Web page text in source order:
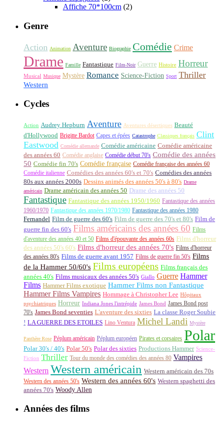
Affiche 70*100cm (2)
Genre
Action Animation Aventure Biographie Comédie Crime
Drame Famille Fantastique Film-Noir Guerre Histoire Horreur
Musical Musique Mystère Romance Science-Fiction Sport Thriller
Western
Cycles
Action Audrey Hepburn Aventure Aventures désertiques Beauté
d'Hollywood Brigitte Bardot Capes et épées Catastrophe Classiques français Clint
Eastwood Comédie allemande Comédie américaine Comédie américaine
des années 60 Comédie anglaise Comédie début 70's Comédie des années
50 Comédie fin 70's Comédie française Comédie française des années 60
Comédie italienne Comédies des années 60's et 70's Comédies des années
80s aux années 2000s Dessins animés des années 50's à 80's Drame
américain Drame américain des années 50 Drame des années 50
Fantastique Fantastique des années 1950/1960 Fantastique des années
1960/1970 Fantastique des années 1970/1980 Fantastique des années 1980
Fernandel Film de guerre des 60's Film de guerre des 70's et 80's Film de
guerre fin des 60's Films américains des années 60 Films
d'aventure des années 40 et 50 Films d'épouvante des années 60s Films d'horreur
des années 50's 60's Films d'horreur des années 70's Films d'horreur
des années 80's Films de guerre avant 1957 Films de guerre fin 50's Films
de la Hammer 50/60's Films européens Films français des
années 40's Films musicaux des années 50's Giallo Guerre Hammer
Films Hammer Films exotique Hammer Films non Fantastique
Hammer Films Vampires Hommage à Christopher Lee Hôpitaux
psychiatriques Horreur Indiana Jones l'intrépide James Bond James Bond post
70's James Bond seventies L'aventure des sixties La classe Roger Soubie
! LA GUERRE DES ETOILES Lino Ventura Michel Landi Mystère
Panthère Rose Péplum américain Péplum européen Pirates et corsaires Polar
Polar 30's / 40's Polar 50's Polar des sixties Productions Hammer Science-
Fiction Thriller Tour du monde des comédies des années 80 Vampires
Western Western américain Western américain des 70s
Western des années 50's Western des années 60's Western spaghetti des
années 70's Woody Allen
Années des films